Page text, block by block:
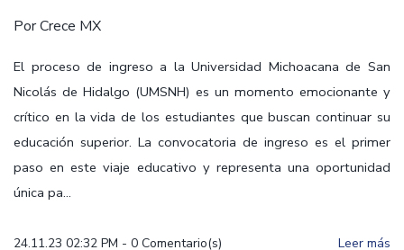
PorCrece MX
El proceso de ingreso a la Universidad Michoacana de San
Nicolás de Hidalgo (UMSNH) es un momento emocionante y
crítico en la vida de los estudiantes que buscan continuar su
educación superior. La convocatoria de ingreso es el primer
paso en este viaje educativo y representa una oportunidad
única pa...
24.11.23 02:32 PM - 0 Comentario(s) Leer más